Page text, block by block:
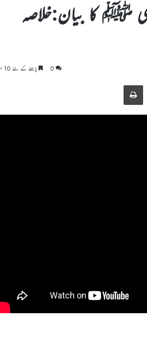
ﷺ کا بیان:خلاصہ
0 پڑھنے کے لئے 10 منٹ
Share via
Print